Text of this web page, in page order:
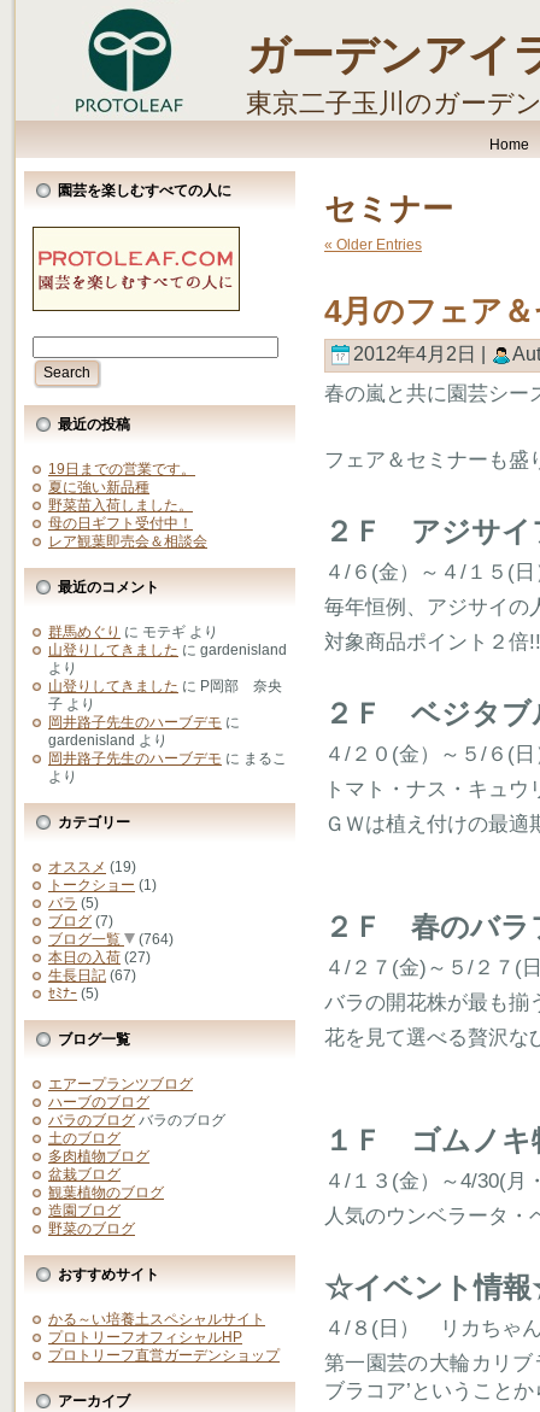
ガーデンアイ
東京二子玉川のガーデ
Home
園芸を楽しむすべての人に
最近の投稿
19日までの営業です。
夏に強い新品種
野菜苗入荷しました。
母の日ギフト受付中！
レア観葉即売会＆相談会
最近のコメント
群馬めぐり に モテギ より
山登りしてきました に gardenisland
より
山登りしてきました に P岡部 奈央
子 より
岡井路子先生のハーブデモ に
gardenisland より
岡井路子先生のハーブデモ に まるこ
より
カテゴリー
オススメ (19)
トークショー (1)
バラ (5)
ブログ (7)
ブログ一覧
(764)
本日の入荷 (27)
生長日記 (67)
ｾﾐﾅｰ (5)
ブログ一覧
エアープランツブログ
ハーブのブログ
バラのブログ バラのブログ
土のブログ
多肉植物ブログ
盆栽ブログ
観葉植物のブログ
造園ブログ
野菜のブログ
おすすめサイト
かる～い培養土スペシャルサイト
プロトリーフオフィシャルHP
プロトリーフ直営ガーデンショップ
アーカイブ
セミナー
« Older Entries
4月のフェア
2012年4月2日 |
春の嵐と共に園芸シー
フェア＆セミナーも盛
２Ｆ アジサイ
４/６(金）～４/１５(日
毎年恒例、アジサイ
対象商品ポイント２倍
２Ｆ ベジタブ
４/２０(金）～５/６(日
トマト・ナス・キュ
ＧＷは植え付けの最
２Ｆ 春のバラ
４/２７(金)～５/２７(
バラの開花株が最も揃
花を見て選べる贅沢
１Ｆ ゴムノキ
４/１３(金）～4/30(月
人気のウンベラータ
☆イベント情
４/８(日） リカちゃ
第一園芸の大輪カリ
ブラコア’ということ